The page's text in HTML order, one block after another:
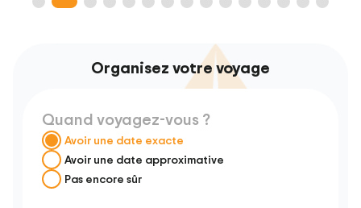
Organisez votre voyage
Quand voyagez-vous ?
Avoir une date exacte
Avoir une date approximative
Pas encore sûr